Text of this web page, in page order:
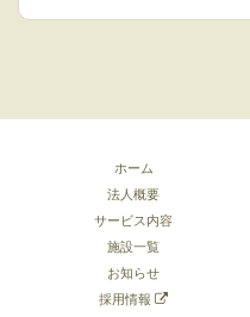
ホーム
法人概要
サービス内容
施設一覧
お知らせ
採用情報